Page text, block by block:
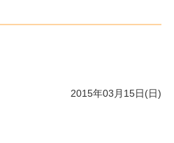
2015年03月15日(日)